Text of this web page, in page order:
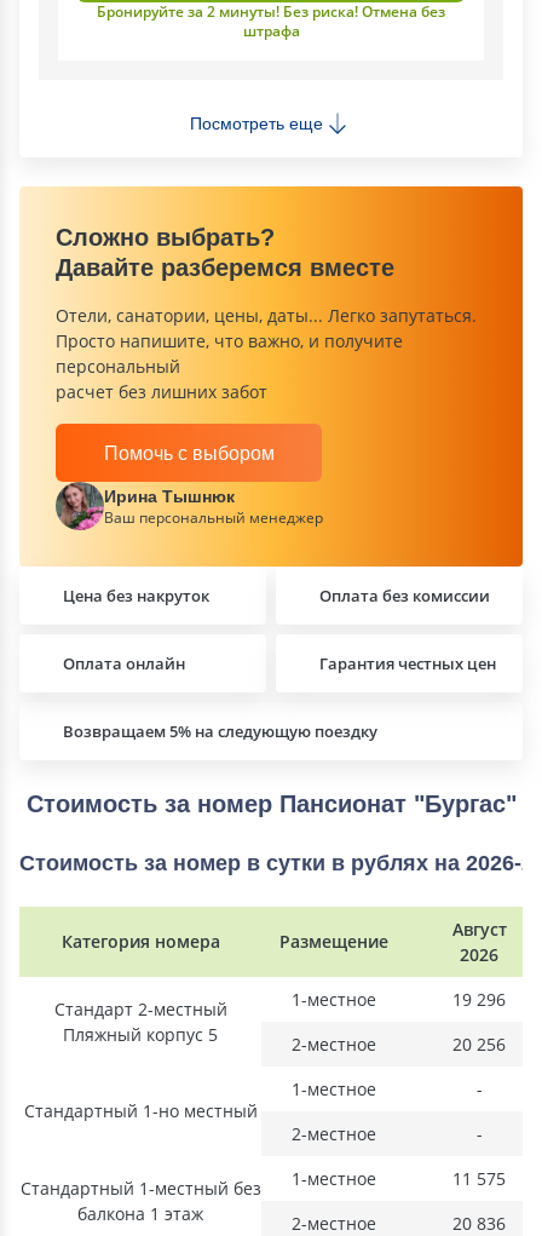
Бронируйте за 2 минуты! Без риска! Отмена без
штрафа
Посмотреть еще
Сложно выбрать?
Давайте разберемся вместе
Отели, санатории, цены, даты... Легко запутаться.
Просто напишите, что важно, и получите
персональный
расчет без лишних забот
Помочь с выбором
Ирина Тышнюк
Ваш персональный менеджер
Цена без накруток Оплата без комиссии
Возвращаем 5% на следующую поездку
Оплата онлайн Гарантия честных цен
Стоимость за номер Пансионат "Бургас"
Стоимость за номер в сутки в рублях на 2026-
Категория номера Размещение
Август
2026
Стандарт 2-местный
Пляжный корпус 5
1-местное
19 296
2-местное
20 256
Стандартный 1-но местный
1-местное
-
2-местное
-
Стандартный 1-местный без
балкона 1 этаж
1-местное
11 575
2-местное
20 836